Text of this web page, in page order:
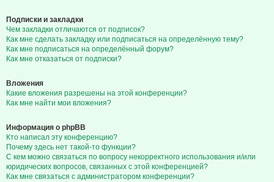
Подписки и закладки
Чем закладки отличаются от подписок?
Как мне сделать закладку или подписаться на определённую тему?
Как мне подписаться на определённый форум?
Как мне отказаться от подписки?
Вложения
Какие вложения разрешены на этой конференции?
Как мне найти мои вложения?
Информация о phpBB
Кто написал эту конференцию?
Почему здесь нет такой-то функции?
С кем можно связаться по вопросу некорректного использования и/или
юридических вопросов, связанных с этой конференцией?
Как мне связаться с администратором конференции?